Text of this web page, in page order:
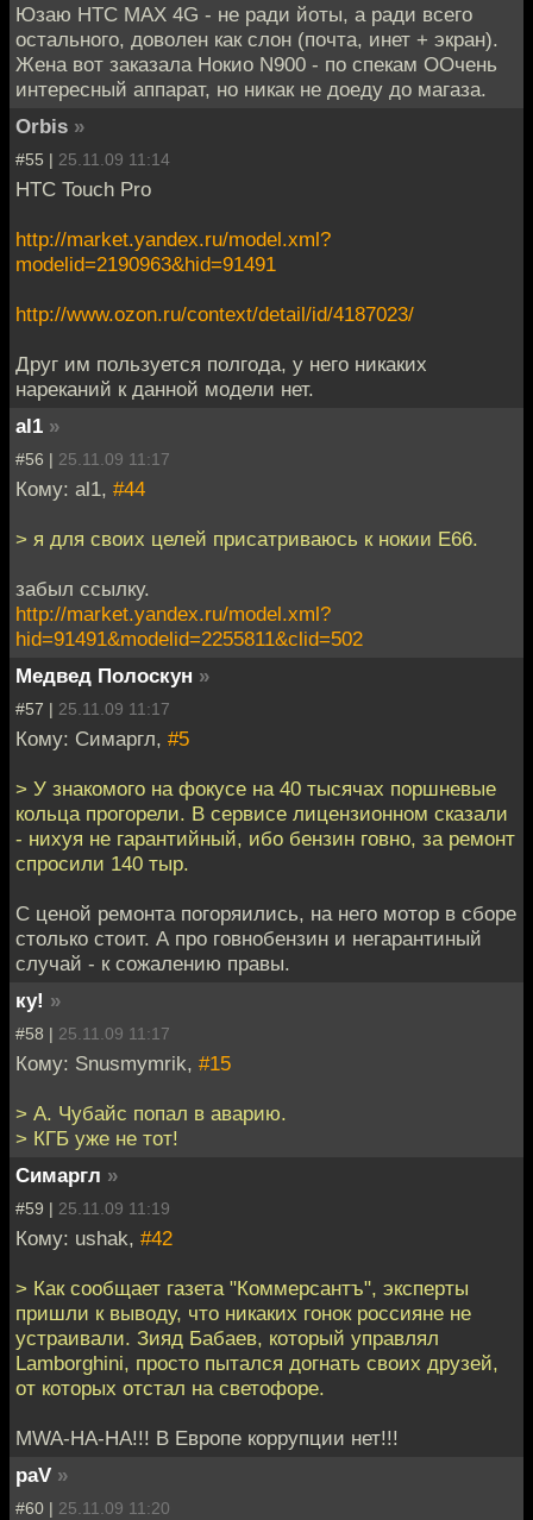
Юзаю HTC MAX 4G - не ради йоты, а ради всего
остального, доволен как слон (почта, инет + экран).
Жена вот заказала Нокио N900 - по спекам ООчень
интересный аппарат, но никак не доеду до магаза.
Orbis »
#55 | 25.11.09 11:14
HTC Touch Pro
http://market.yandex.ru/model.xml?
modelid=2190963&hid=91491
http://www.ozon.ru/context/detail/id/4187023/
Друг им пользуется полгода, у него никаких
нареканий к данной модели нет.
al1 »
#56 | 25.11.09 11:17
Кому: al1, #44
> я для своих целей присатриваюсь к нокии E66.
забыл ссылку.
http://market.yandex.ru/model.xml?
hid=91491&modelid=2255811&clid=502
Медвед Полоскун »
#57 | 25.11.09 11:17
Кому: Симаргл, #5
> У знакомого на фокусе на 40 тысячах поршневые
кольца прогорели. В сервисе лицензионном сказали
- нихуя не гарантийный, ибо бензин говно, за ремонт
спросили 140 тыр.
С ценой ремонта погоряились, на него мотор в сборе
столько стоит. А про говнобензин и негарантиный
случай - к сожалению правы.
ку! »
#58 | 25.11.09 11:17
Кому: Snusmymrik, #15
> А. Чубайс попал в аварию.
> КГБ уже не тот!
Симаргл »
#59 | 25.11.09 11:19
Кому: ushak, #42
> Как сообщает газета "Коммерсантъ", эксперты
пришли к выводу, что никаких гонок россияне не
устраивали. Зияд Бабаев, который управлял
Lamborghini, просто пытался догнать своих друзей,
от которых отстал на светофоре.
MWA-HA-HA!!! В Европе коррупции нет!!!
paV »
#60 | 25.11.09 11:20